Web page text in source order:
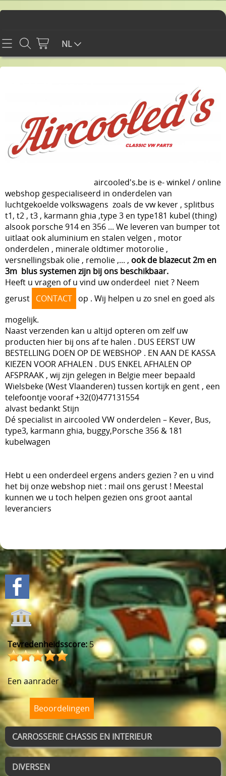
Home
Contact
WEBSHOP
CARROSSERIE CHASSIS EN INTERIEUR
ELEKTRICITEIT
MOTOR EN TOEBEHOREN
VOORAS , BESTURING
VELGEN + REMMEN
BENZINE, UITLAAT, KACHEL
ACHTERAS , DIFFERENTIEEL EN VERSNELLINGSBAK
HAND & VOETBEDIENINGEN
Mijn account
RETOUR EN GARANTIE
BLOG MET TIPS
BLOG
NL
Tevredenheidsscore:5
Een aanrader
Beoordelingen
CARROSSERIE CHASSIS EN INTERIEUR
DIVERSEN
aircooled's.be is e-winkel / online
webshop gespecialiseerd in onderdelen van
luchtgekoelde volkswagens zoals de vw kever , splitbus
t1, t2 , t3 , karmann ghia ,type 3 en type181 kubel (thing)
alsook porsche 914 en 356 ... We leveren van bumper tot
uitlaat ook aluminium en stalen velgen , motor
onderdelen , minerale oldtimer motorolie ,
versnellingsbak olie , remolie ,... , ook de blazecut 2m en
3m blus systemen zijn bij ons beschikbaar.
Heeft u vragen of u vind uw onderdeel niet ? Neem
gerust CONTACT op . Wij helpen u zo snel en goed als
mogelijk.
Naast verzenden kan u altijd opteren om zelf uw
producten hier bij ons af te halen . DUS EERST UW
BESTELLING DOEN OP DE WEBSHOP . EN AAN DE KASSA
KIEZEN VOOR AFHALEN . DUS ENKEL AFHALEN OP
AFSPRAAK , wij zijn gelegen in Belgie meer bepaald
Wielsbeke (West Vlaanderen) tussen kortijk en gent , een
telefoontje vooraf +32(0)477131554
alvast bedankt Stijn
Dé specialist in aircooled VW onderdelen – Kever, Bus,
type3, karmann ghia, buggy,Porsche 356 & 181
kubelwagen
Hebt u een onderdeel ergens anders gezien ? en u vind
het bij onze webshop niet : mail ons gerust ! Meestal
kunnen we u toch helpen gezien ons groot aantal
leveranciers